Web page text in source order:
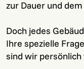
zur Dauer und
Doch jedes
Ihre spezielle
sind wir persönlich